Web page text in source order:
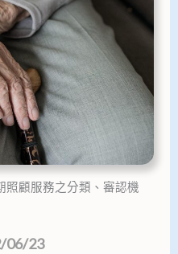
照顧服務之分類、審認機
06/23